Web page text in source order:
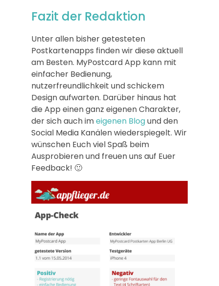
Fazit der Redaktion
Unter allen bisher getesteten
Postkartenapps finden wir diese aktuell
am Besten. MyPostcard App kann mit
einfacher Bedienung,
nutzerfreundlichkeit und schickem
Design aufwarten. Darüber hinaus hat
die App einen ganz eigenen Charakter,
der sich auch imeigenen Blogund den
Social Media Kanälen wiederspiegelt. Wir
wünschen Euch viel Spaß beim
Ausprobieren und freuen uns auf Euer
Feedback! 🙂